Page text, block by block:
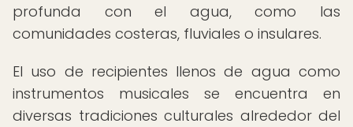
profunda con el agua, como las
comunidades costeras, fluviales o insulares.
El uso de recipientes llenos de agua como
instrumentos musicales se encuentra en
diversas tradiciones culturales alrededor del